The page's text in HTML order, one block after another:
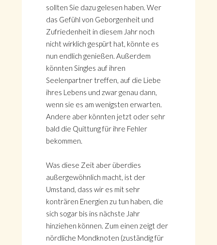
sollten Sie dazu gelesen haben. Wer
das Gefühl von Geborgenheit und
Zufriedenheit in diesem Jahr noch
nicht wirklich gespürt hat, könnte es
nun endlich genießen. Außerdem
könnten Singles auf ihren
Seelenpartner treffen, auf die Liebe
ihres Lebens und zwar genau dann,
wenn sie es am wenigsten erwarten.
Andere aber könnten jetzt oder sehr
bald die Quittung für ihre Fehler
bekommen.
Was diese Zeit aber überdies
außergewöhnlich macht, ist der
Umstand, dass wir es mit sehr
konträren Energien zu tun haben, die
sich sogar bis ins nächste Jahr
hinziehen können. Zum einen zeigt der
nördliche Mondknoten (zuständig für